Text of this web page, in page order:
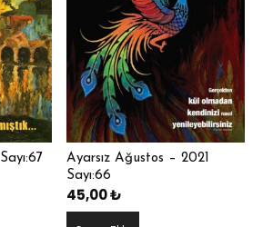
Ayarsız Ağustos – 2021
Sayı:66
45,00₺